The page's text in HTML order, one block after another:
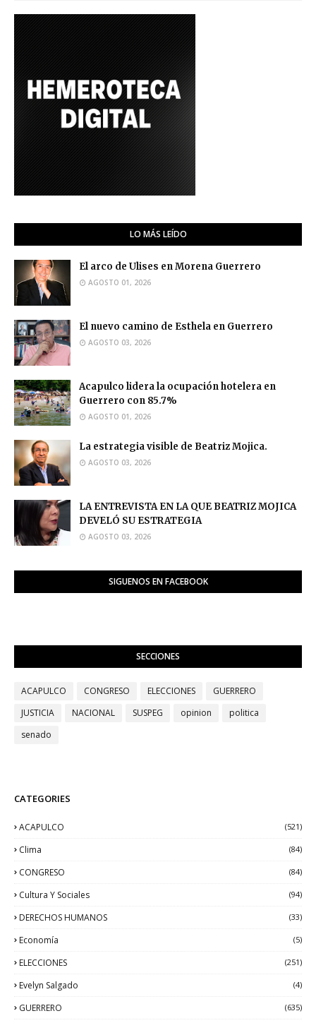
LO MÁS LEÍDO
El arco de Ulises en Morena Guerrero
AGOSTO 01, 2026
El nuevo camino de Esthela en Guerrero
AGOSTO 03, 2026
Acapulco lidera la ocupación hotelera en
Guerrero con 85.7%
AGOSTO 01, 2026
La estrategia visible de Beatriz Mojica.
AGOSTO 03, 2026
LA ENTREVISTA EN LA QUE BEATRIZ MOJICA
DEVELÓ SU ESTRATEGIA
AGOSTO 03, 2026
SIGUENOS EN FACEBOOK
SECCIONES
ACAPULCO CONGRESO ELECCIONES
GUERRERO
JUSTICIA
NACIONAL SUSPEG opinion
politica
senado
CATEGORIES
ACAPULCO (521)
Clima (84)
CONGRESO (84)
Cultura Y Sociales (94)
DERECHOS HUMANOS (33)
Economía (5)
ELECCIONES (251)
Evelyn Salgado (4)
GUERRERO (635)